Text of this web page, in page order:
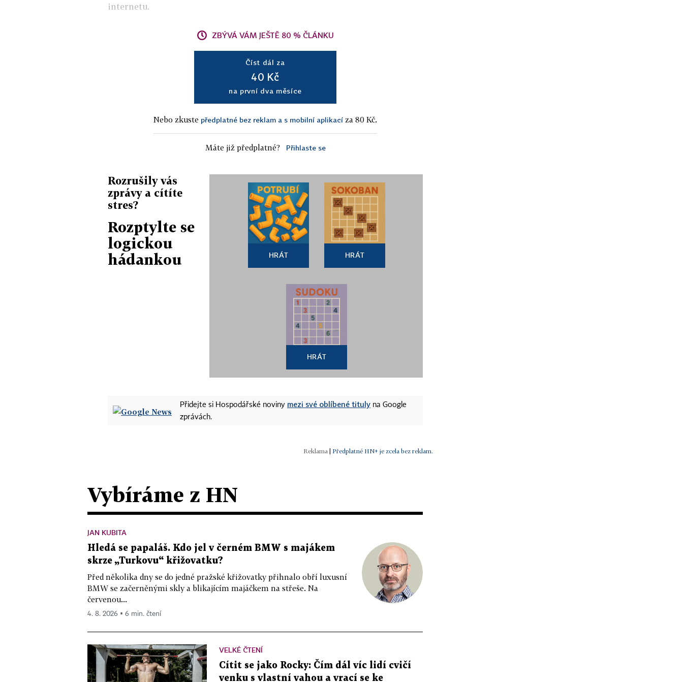
internetu.
ZBÝVÁ VÁM JEŠTĚ 80 % ČLÁNKU
Číst dál za
40 Kč
na první dva měsíce
Nebo zkuste předplatné bez reklam a s mobilní aplikací za 80 Kč.
Máte již předplatné? Přihlaste se
Rozrušily vás
zprávy a cítíte
stres?
Rozptylte se
logickou
hádankou
HRÁT HRÁT
HRÁT
Přidejte si Hospodářské noviny mezi své oblíbené tituly na Google
zprávách.
| Předplatné HN+ je zcela bez reklam.
Vybíráme z HN
JAN KUBITA
Hledá se papaláš. Kdo jel v černém BMW s majákem
skrze „Turkovu“ křižovatku?
Před několika dny se do jedné pražské křižovatky přihnalo obří luxusní
BMW se začerněnými skly a blikajícím majáčkem na střeše. Na
červenou...
4. 8. 2026 ▪ 6 min. čtení
VELKÉ ČTENÍ
Cítit se jako Rocky: Čím dál víc lidí cvičí
venku s vlastní vahou a vrací se ke